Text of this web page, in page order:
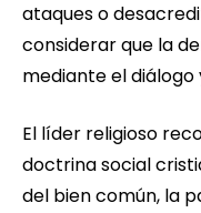
ataques o
considerar que la
mediante el diálogo
El líder religioso
doctrina social
del bien común, la